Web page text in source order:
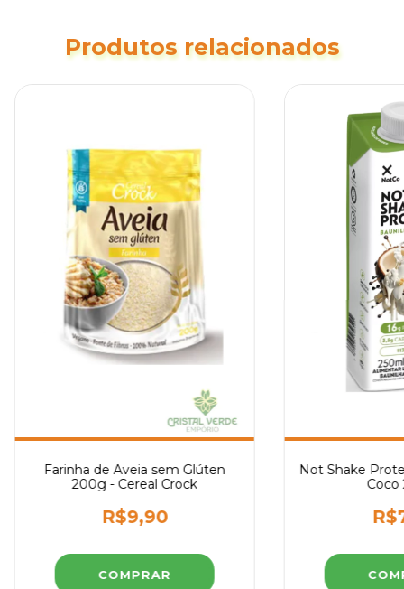
Produtos relacionados
Farinha de Aveia sem Glúten
200g - Cereal Crock
R$9,90
Not Shake
Coco